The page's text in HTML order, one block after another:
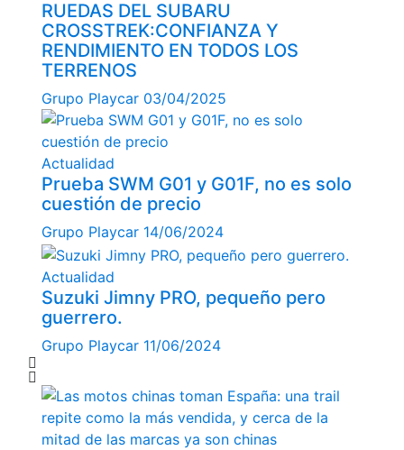
RUEDAS DEL SUBARU
CROSSTREK:CONFIANZA Y
RENDIMIENTO EN TODOS LOS
TERRENOS
Grupo Playcar 03/04/2025
Actualidad
Prueba SWM G01 y G01F, no es solo
cuestión de precio
Grupo Playcar 14/06/2024
Actualidad
Suzuki Jimny PRO, pequeño pero
guerrero.
Grupo Playcar 11/06/2024